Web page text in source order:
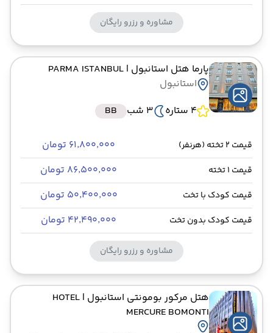
مشاوره و رزرو رایگان
پارما هتل استانبول | PARMA ISTANBUL
استانبول
4 ستاره
3 شب BB
قیمت 2 تخته (هرنفر) ۶۱٬۸۰۰٬۰۰۰ تومان
قیمت 1 تخته ۸۶٬۵۰۰٬۰۰۰ تومان
قیمت کودک با تخت ۵۰٬۴۰۰٬۰۰۰ تومان
قیمت کودک بدون تخت ۴۲٬۴۹۰٬۰۰۰ تومان
مشاوره و رزرو رایگان
هتل مرکور بومونتی استانبول | HOTEL
MERCURE BOMONTI